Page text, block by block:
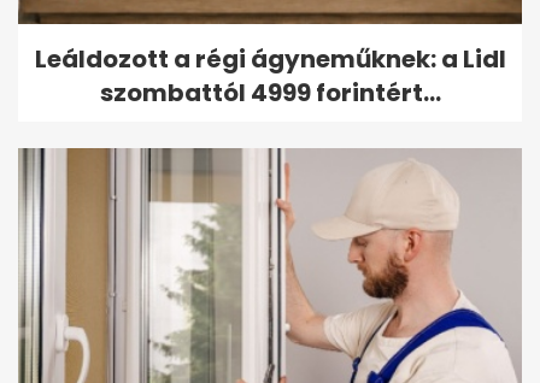
Leáldozott a régi ágyneműknek: a Lidl
szombattól 4999 forintért...